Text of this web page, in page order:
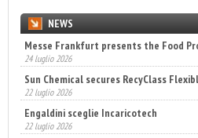
NEWS
Messe Frankfurt presents the Food
24 luglio 2026
Sun Chemical secures RecyClass
22 luglio 2026
Engaldini sceglie Incaricotech
22 luglio 2026